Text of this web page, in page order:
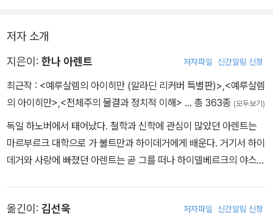
었다. 이러한 의도가 결여된 곳에서는, 어떤 이유에서든 심지어 도덕
적 불건전성의 이유에서라 하더라도 옳고 그른 것을 구별하는 능력
다.
져야 하는 이유, 유일한 이유입니다.
해 말한 것이다. 그는 어리석지 않았다. 그로 하여금 그 시대의 엄청
난 범죄자들 가운데 한 사람이 되게 한 것은 결코 어리석음과 동일
고 만일 이것이 ‘평범한‘ 것이고 심지어 우스꽝스런 것이라면, 만
일 이 세상의 최고의 의지를 가지고서도아이히만에게서 어떠한 극악
무도하고 악마적인 심연을 끄집어내지 못한다면, 이는 그것이 일반적
인 것이라고 부르는 것과 아직 거리가 멀다는 것이다. 죽음을 눈앞
에 둔 사람이, 더구나 교수대 아래 서 있는 사람이 자신이 생전에 장례
들어 버렸다는 것은 분명코 아주 일상적이라고 할 수는 없을 것이
저자 소개
지은이: 한나 아렌트 저자파일 신간알림 신청
최근작 : <예루살렘의 아이히만 (알라딘 리커버 특별판)> <예루살렘
의 아이히만> <전체주의 물결과 정치적 이해> … 총 363종 (모두보기)
독일 하노버에서 태어났다. 철학과 신학에 관심이 많았던 아렌트는
마르부르크 대학으로 가 불트만과 하이데거에게 배운다. 거기서 하이
데거와 사랑에 빠졌던 아렌트는 곧 그를 떠나 하이델베르크의 야스퍼
점차 심해지던 독일에서 시온주의자들을 위해 활동하다 체포되어 심
옮긴이: 김선욱 저자파일 신간알림 신청